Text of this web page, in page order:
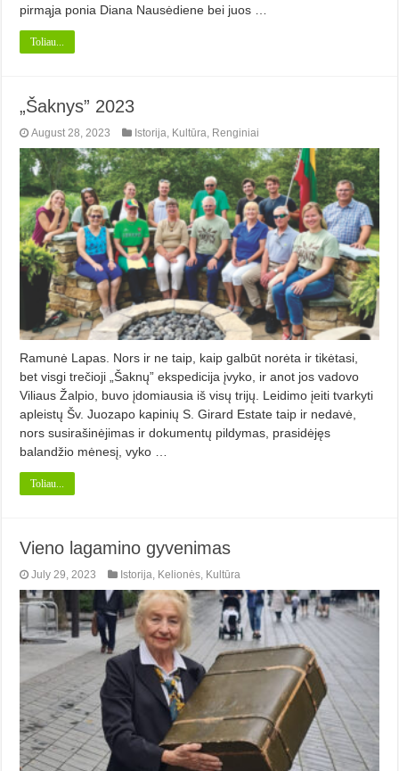
pirmąja ponia Diana Nausėdiene bei juos …
Toliau...
„Šaknys” 2023
August 28, 2023 Istorija, Kultūra, Renginiai
Ramunė Lapas. Nors ir ne taip, kaip galbūt norėta ir tikėtasi,
bet visgi trečioji „Šaknų” ekspedicija įvyko, ir anot jos vadovo
Viliaus Žalpio, buvo įdomiausia iš visų trijų. Leidimo įeiti tvarkyti
apleistų Šv. Juozapo ka­pinių S. Girard Estate taip ir nedavė,
nors susirašinėjimas ir dokumentų pildymas, prasidėjęs
balandžio mėnesį, vyko …
Toliau...
Vieno lagamino gyvenimas
July 29, 2023 Istorija, Kelionės, Kultūra